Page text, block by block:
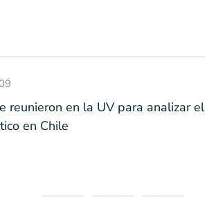
reunieron en la UV para analizar el
en Chile